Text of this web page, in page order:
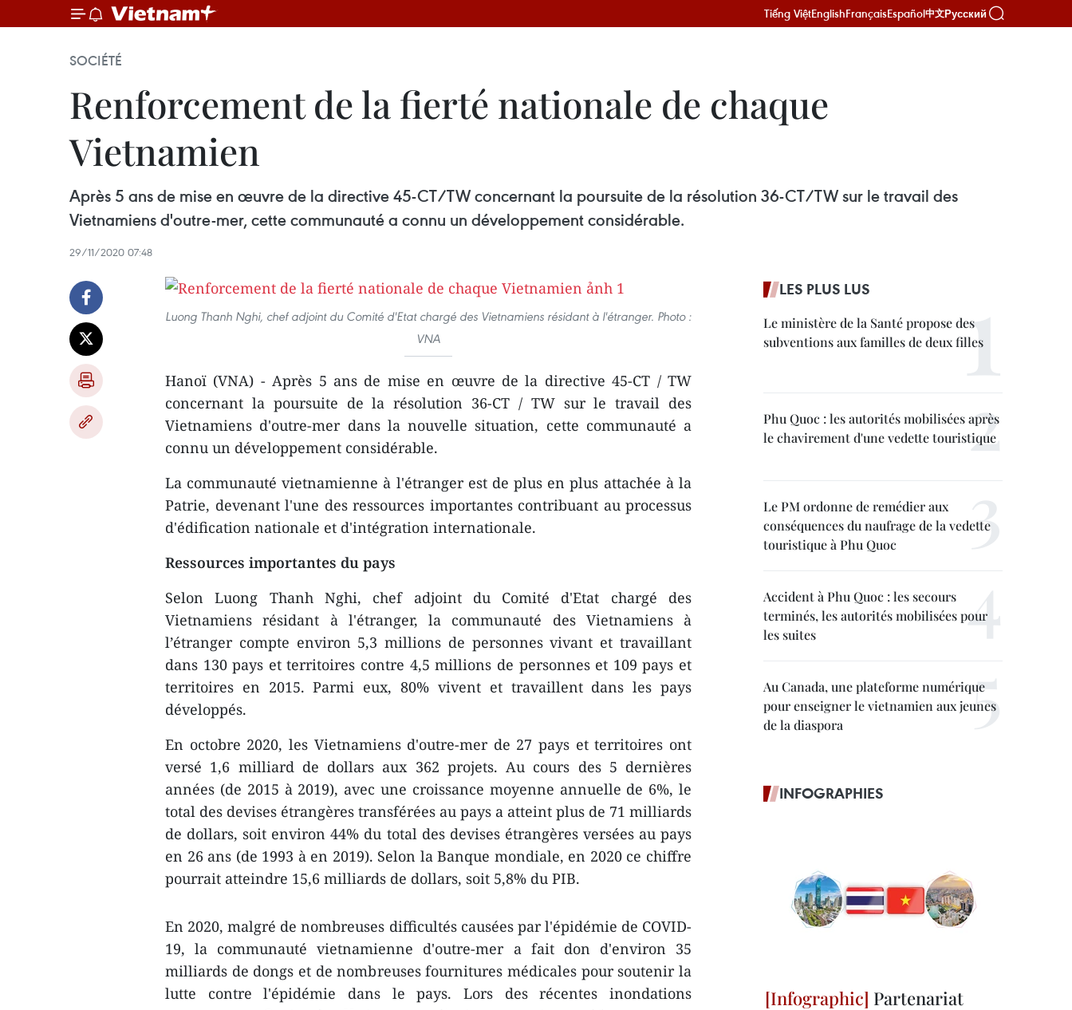
Tiếng ViệtEnglishFrançaisEspañol中文Русский
SOCIÉTÉ
Renforcement de la fierté nationale de chaque
Vietnamien
Après 5 ans de mise en œuvre de la directive 45-CT/TW concernant la poursuite de la résolution 36-CT/TW sur le travail des
Vietnamiens d'outre-mer, cette communauté a connu un développement considérable.
29/11/2020 07:48
Luong Thanh Nghi, chef adjoint du Comité d'Etat chargé des Vietnamiens résidant à l'étranger. Photo :
VNA
Hanoï (VNA) - Après 5 ans de mise en œuvre de la directive 45-CT / TW
concernant la poursuite de la résolution 36-CT / TW sur le travail des
Vietnamiens d'outre-mer dans la nouvelle situation, cette communauté a
connu un développement considérable.
La communauté vietnamienne à l'étranger est de plus en plus attachée à la
Patrie, devenant l'une des ressources importantes contribuant au processus
d'édification nationale et d'intégration internationale.
Ressources importantes du pays
Selon Luong Thanh Nghi, chef adjoint du Comité d'Etat chargé des
Vietnamiens résidant à l'étranger, la communauté des Vietnamiens à
l’étranger compte environ 5,3 millions de personnes vivant et travaillant
dans 130 pays et territoires contre 4,5 millions de personnes et 109 pays et
territoires en 2015. Parmi eux, 80% vivent et travaillent dans les pays
développés.
En octobre 2020, les Vietnamiens d'outre-mer de 27 pays et territoires ont
versé 1,6 milliard de dollars aux 362 projets. Au cours des 5 dernières
années (de 2015 à 2019), avec une croissance moyenne annuelle de 6%, le
total des devises étrangères transférées au pays a atteint plus de 71 milliards
de dollars, soit environ 44% du total des devises étrangères versées au pays
en 26 ans (de 1993 à en 2019). Selon la Banque mondiale, en 2020 ce chiffre
pourrait atteindre 15,6 milliards de dollars, soit 5,8% du PIB.
En 2020, malgré de nombreuses difficultés causées par l'épidémie de COVID-
19, la communauté vietnamienne d'outre-mer a fait don d'environ 35
milliards de dongs et de nombreuses fournitures médicales pour soutenir la
lutte contre l'épidémie dans le pays. Lors des récentes inondations
LES PLUS LUS
Le ministère de la Santé propose des
subventions aux familles de deux filles
Phu Quoc : les autorités mobilisées après
le chavirement d'une vedette touristique
Le PM ordonne de remédier aux
conséquences du naufrage de la vedette
touristique à Phu Quoc
Accident à Phu Quoc : les secours
terminés, les autorités mobilisées pour
les suites
Au Canada, une plateforme numérique
pour enseigner le vietnamien aux jeunes
de la diaspora
INFOGRAPHIES
Partenariat